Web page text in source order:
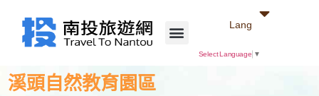
Lang
Select Language ▼
溪頭自然教育園區